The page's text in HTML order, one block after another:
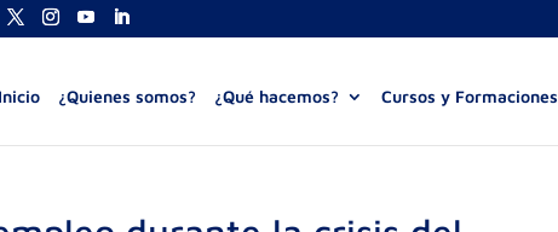
Inicio ¿Quienes somos? ¿Qué hacemos? Cursos y Formaciones